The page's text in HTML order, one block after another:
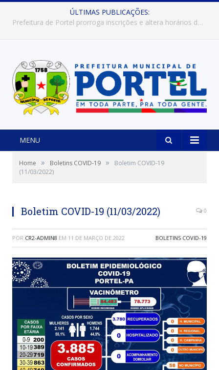
ÚLTIMAS PUBLICAÇÕES:
Prefeitura de Portel abre inscrições para concursos que elegerão os destaques do Verão 2026
MENU
Home » Boletins COVID-19 »
Boletim COVID-19
(11/03/2022)
Boletim COVID-19 (11/03/2022) 0
POR CR2-ADMIN8 EM 11 DE MARÇO DE 2022 BOLETINS COVID-19